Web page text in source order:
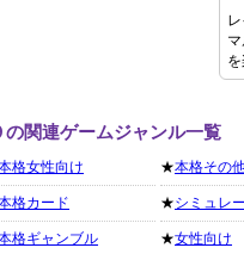
関連ゲームジャンル一覧
格女性向け
格カード
格ギャンブル
★本格その
★シミュレ
★女性向け